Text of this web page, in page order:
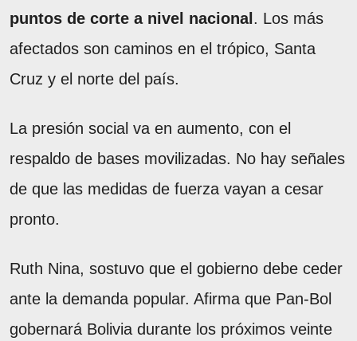
puntos de corte a nivel nacional . Los más
afectados son caminos en el trópico, Santa
Cruz y el norte del país.
La presión social va en aumento, con el
respaldo de bases movilizadas. No hay señales
de que las medidas de fuerza vayan a cesar
pronto.
Ruth Nina, sostuvo que el gobierno debe ceder
ante la demanda popular. Afirma que Pan-Bol
gobernará Bolivia durante los próximos veinte